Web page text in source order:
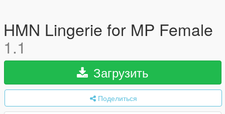
HMN Lingerie for MP Female
1.1
Загрузить
Поделиться